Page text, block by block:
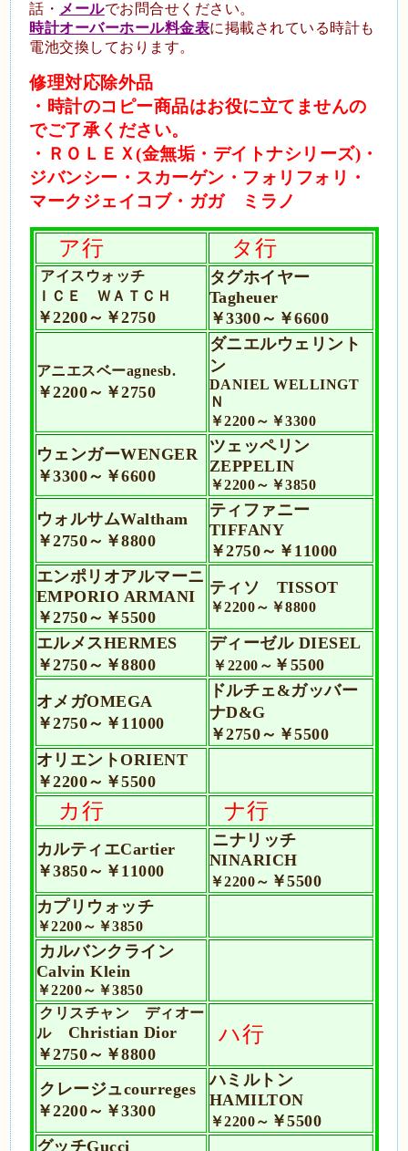
話 ・ メールでお問合せ くださ い。
時計オーバーホール料金表に掲載されている時計も
電池交換しております。
修理対応除外品
・時計のコピー商品はお役に立てませんの
でご了承ください。
・ＲＯＬＥＸ(金無垢・デイトナシリーズ)・
ジバンシー・スカーゲン・フォリフォリ ・
マークジェイコブ・ガガ ミラノ
ア行 タ行
アイスウォッチ
ＩＣＥ ＷＡＴＣＨ
￥2200～￥2750
タグホイヤー
Tagheuer
￥3300～￥6600
アニエスベーagnesb.
￥2200～￥2750
ダニエルウェリント
ン
DANIEL WELLINGT
Ｎ
￥2200～￥3300
ウェンガーWENGER
￥3300～ ￥6600
ツェッペリン
ZEPPELIN
￥2200～￥3850
ウォルサムWaltham
￥2750～￥8800
ティファニー
TIFFANY
￥2750～￥11000
エンポリオアルマーニ
EMPORIO ARMANI
￥2750～ ￥5500
ティソ TISSOT
￥2200～￥8800
エルメスHERMES
￥2750～￥8800
ディーゼル DIESEL
￥2200～ ￥5500
オメガOMEGA
￥2750～￥11000
ドルチェ&ガッバー
ナD&G
￥2750～ ￥5500
オリエントORIENT
￥2200～ ￥5500
カ行 ナ行
カルティエCartier
￥3850～￥11000
ニナリッチ
NINARICH
￥2200～ ￥5500
カプリウォッチ
￥2200～￥3850
カルバンクライン
Calvin Klein
￥2200～￥3850
クリスチャン ディオー
ルChristian Dior
￥2750～￥8800
ハ行
クレージュcourreges
￥2200～￥3300
ハミルトン
HAMILTON
￥2200～ ￥5500
グッチGucci